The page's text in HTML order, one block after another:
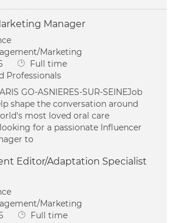
Manager
Marketing
Job Type
Full time
Professionals
GO-ASNIERES-SUR-SEINEJob
shape the conversation around
most loved oral care
for a passionate Influencer
to
Editor/Adaptation Specialist
Marketing
Job Type
Full time